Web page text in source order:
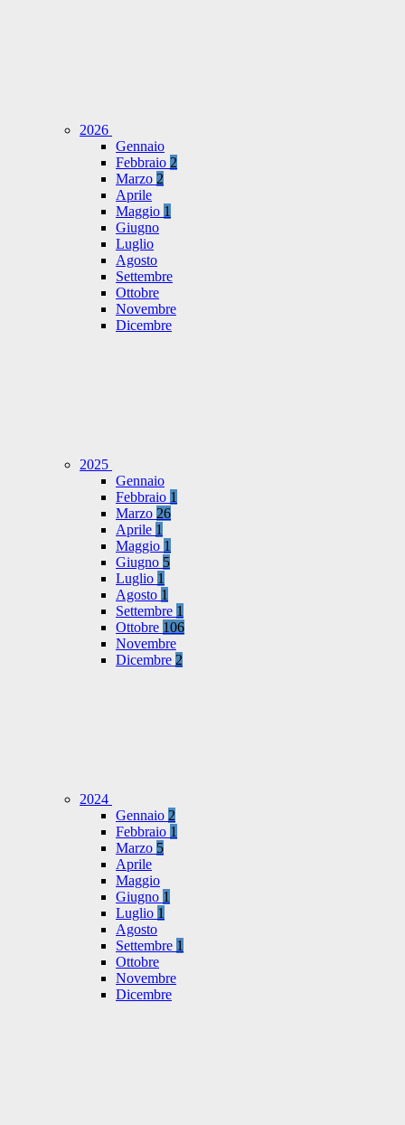
2026
Gennaio
Febbraio 2
Marzo 2
Aprile
Maggio 1
Giugno
Luglio
Agosto
Settembre
Ottobre
Novembre
Dicembre
2025
Gennaio
Febbraio 1
Marzo 26
Aprile 1
Maggio 1
Giugno 5
Luglio 1
Agosto 1
Settembre 1
Ottobre 106
Novembre
Dicembre 2
2024
Gennaio 2
Febbraio 1
Marzo 5
Aprile
Maggio
Giugno 1
Luglio 1
Agosto
Settembre 1
Ottobre
Novembre
Dicembre